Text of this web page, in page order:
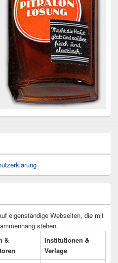
eigenständige Webseiten, die mit
stehen.
&
Institutionen &
Verlage